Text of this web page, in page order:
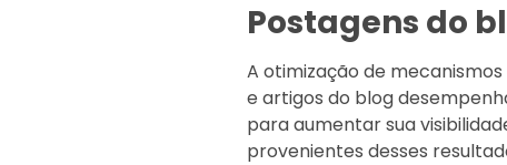
Postagens do
A otimização de
e artigos do blog
para aumentar sua
provenientes desses